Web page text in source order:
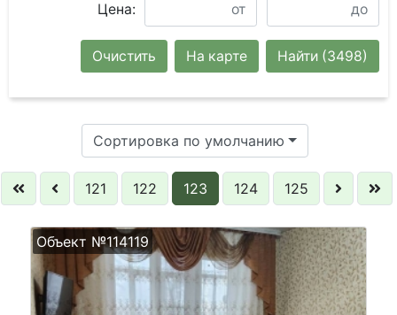
Цена:
Найти (3498)
На карте
Очистить
Сортировка по умолчанию
121 122 123 124 125
Объект №114119